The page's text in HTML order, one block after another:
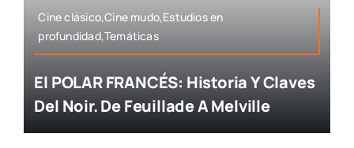
Cine clásico,Cine mudo,Estudios en
profundidad,Temáticas
El POLAR FRANCÉS: Historia Y Claves
Del Noir. De Feuillade A Melville